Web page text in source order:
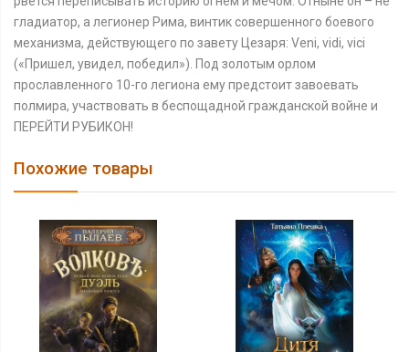
гладиатор, а легионер Рима, винтик совершенного боевого
механизма, действующего по завету Цезаря: Veni, vidi, vici
(«Пришел, увидел, победил»). Под золотым орлом
прославленного 10-го легиона ему предстоит завоевать
полмира, участвовать в беспощадной гражданской войне и
ПЕРЕЙТИ РУБИКОН!
Похожие товары